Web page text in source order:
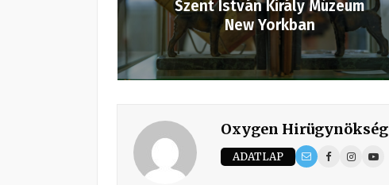
Szent István Király Múzeum
New Yorkban
Oxygen Hirügynökség
ADATLAP